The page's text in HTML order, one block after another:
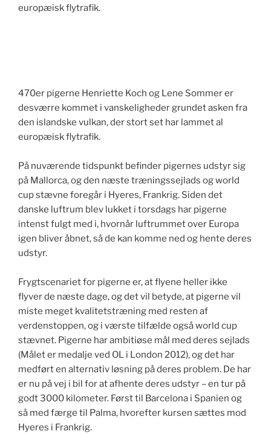
europæisk flytrafik.
470er pigerne Henriette Koch og Lene Sommer er
desværre kommet i vanskeligheder grundet asken fra
den islandske vulkan, der stort set har lammet al
europæisk flytrafik.
På nuværende tidspunkt befinder pigernes udstyr sig
på Mallorca, og den næste træningssejlads og world
cup stævne foregår i Hyeres, Frankrig. Siden det
danske luftrum blev lukket i torsdags har pigerne
intenst fulgt med i, hvornår luftrummet over Europa
igen bliver åbnet, så de kan komme ned og hente deres
udstyr.
Frygtscenariet for pigerne er, at flyene heller ikke
flyver de næste dage, og det vil betyde, at pigerne vil
miste meget kvalitetstræning med resten af
verdenstoppen, og i værste tilfælde også world cup
stævnet. Pigerne har ambitiøse mål med deres sejlads
(Målet er medalje ved OL i London 2012), og det har
medført en alternativ løsning på deres problem. De har
er nu på vej i bil for at afhente deres udstyr – en tur på
godt 3000 kilometer. Først til Barcelona i Spanien og
så med færge til Palma, hvorefter kursen sættes mod
Hyeres i Frankrig.